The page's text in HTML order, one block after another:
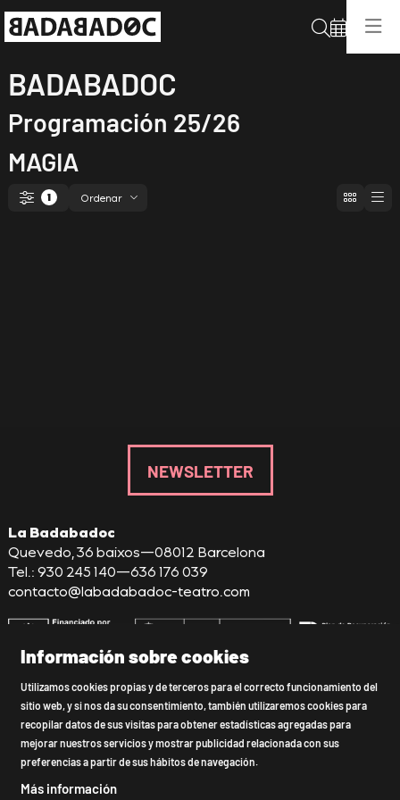
Buscar
BADABADOC
Programación 25/26
MAGIA
Filtrar
1 Ordenar
NEWSLETTER
La Badabadoc
Quevedo, 36 baixos—08012 Barcelona
Tel.: 930 245 140—636 176 039
contacto@labadabadoc-teatro.com
Sitemap | Aviso Legal | Uso de Cookies |
Política de privacidad
| Declaración de accesibilidad |
Contactar
Link a instagram
Link a youtube
Link a twitter
Información sobre cookies
Utilizamos cookies propias y de terceros para el correcto funcionamiento del
sitio web, y si nos da su consentimiento, también utilizaremos cookies para
recopilar datos de sus visitas para obtener estadísticas agregadas para
mejorar nuestros servicios y mostrar publicidad relacionada con sus
preferencias a partir de sus hábitos de navegación.
Más información